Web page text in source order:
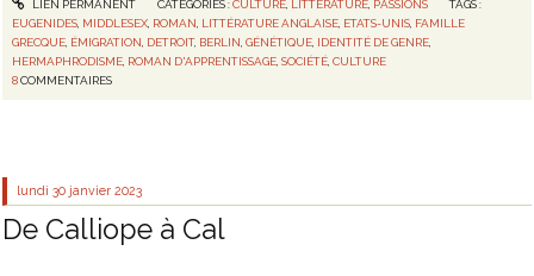
LIEN PERMANENT CATÉGORIES :CULTURE, LITTÉRATURE, PASSIONS
TAGS :
EUGENIDES MIDDLESEX ROMAN LITTÉRATURE ANGLAISE ETATS-UNIS FAMILLE
GRECQUE ÉMIGRATION DETROIT, BERLIN ,GÉNÉTIQUE IDENTITÉ DE GENRE
HERMAPHRODISME ROMAN D'APPRENTISSAGE ,SOCIÉTÉ ,CULTURE
8COMMENTAIRES
lundi 30 janvier 2023
De Calliope à Cal